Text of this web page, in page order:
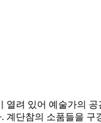
열려 있어 예술가의
계단참의 소품들을